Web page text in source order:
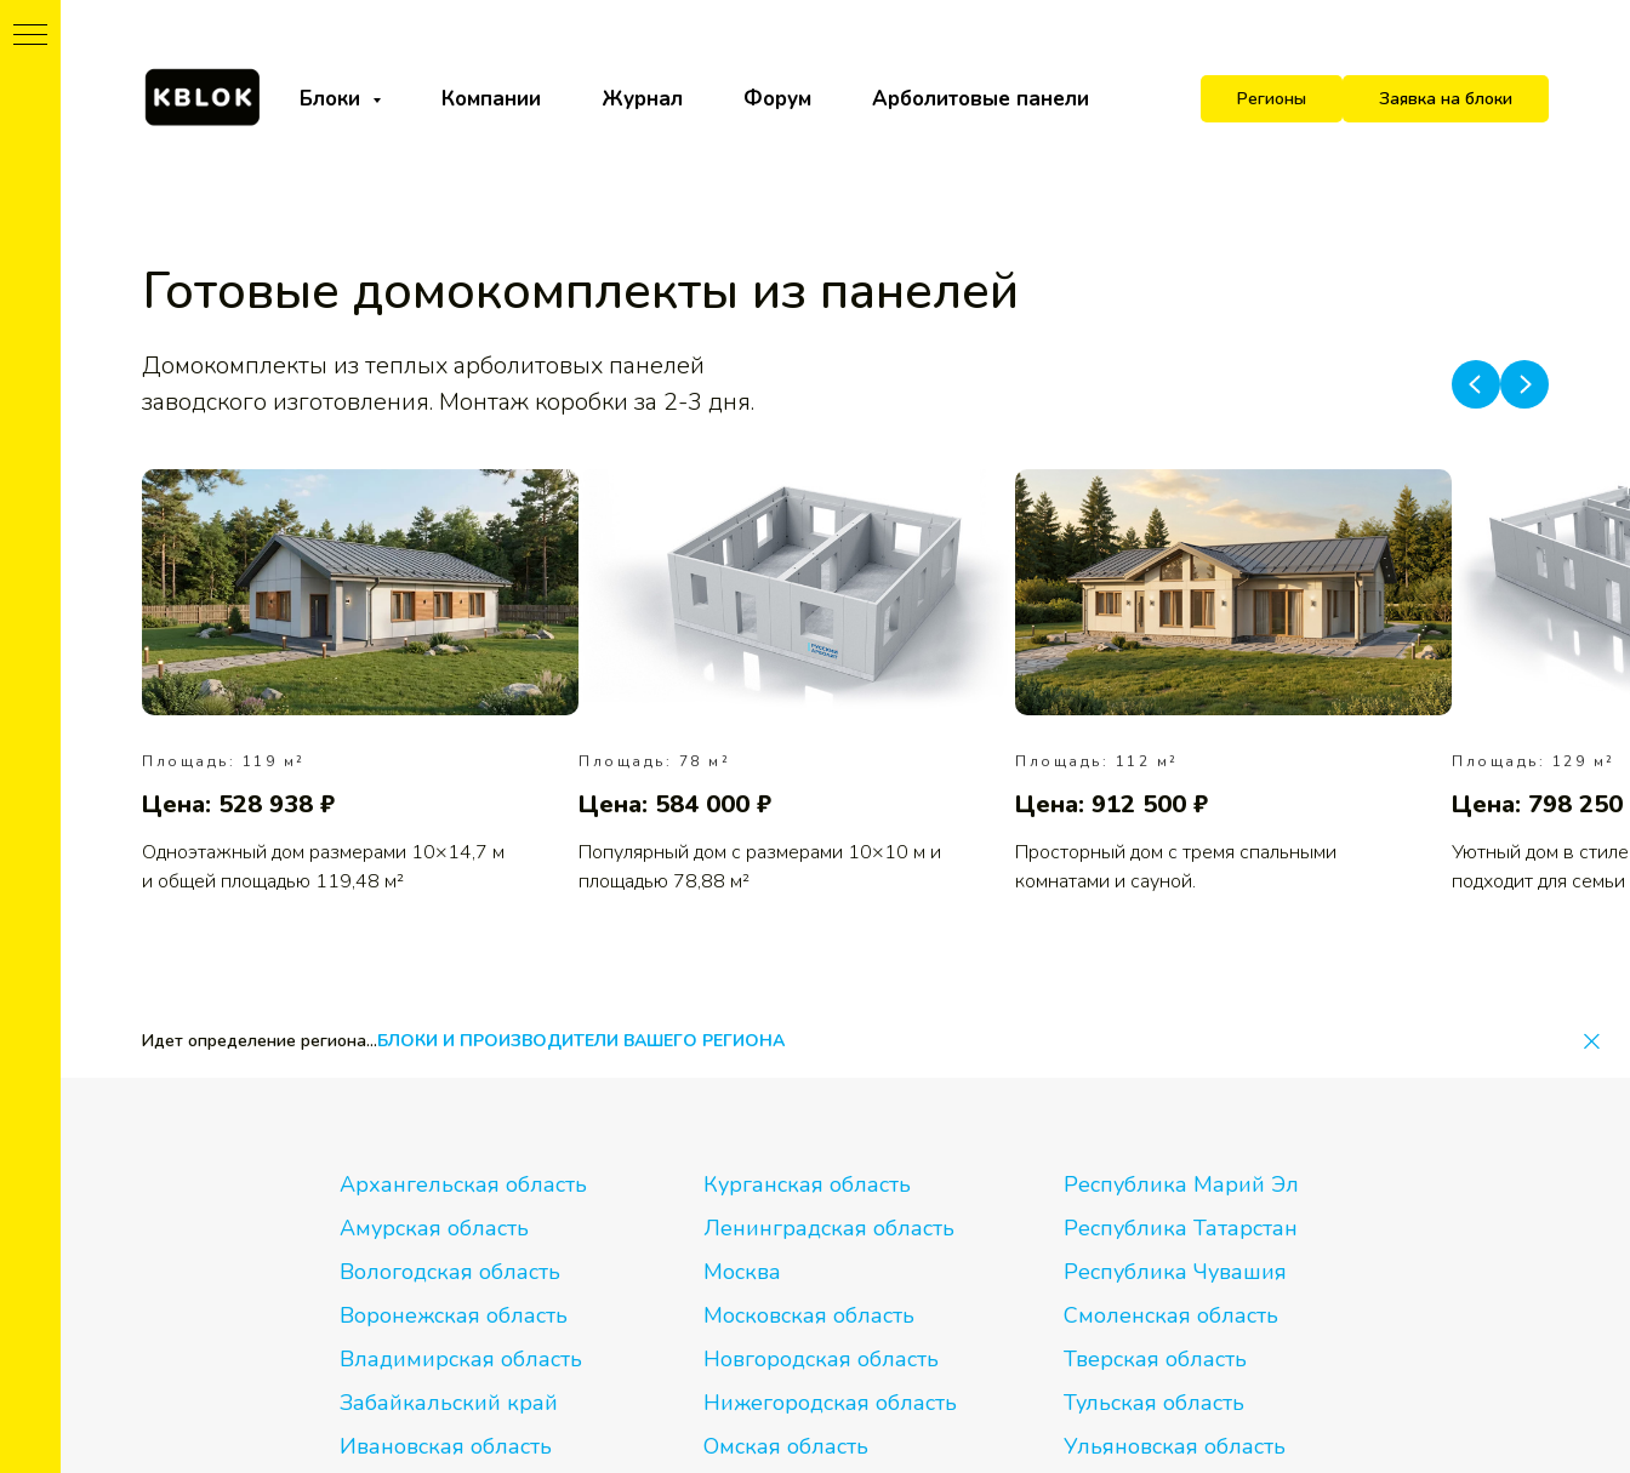
Блоки Компании Журнал Форум Арболитовые панели Регионы Заявка на блоки
Готовые домокомплекты из панелей
Домокомплекты из теплых арболитовых панелей
заводского изготовления. Монтаж коробки за 2-3 дня.
Площадь: 119 м²
Цена: 528 938 ₽
Одноэтажный дом размерами 10×14,7 м
и общей площадью 119,48 м²
Площадь: 78 м²
Цена: 584 000 ₽
Популярный дом с размерами 10×10 м и
площадью 78,88 м²
Площадь: 112 м²
Цена: 912 500 ₽
Просторный дом с тремя спальными
комнатами и сауной.
Площадь: 129 м²
Цена: 798 250
Уютный дом в
подходит для
Идет определение региона...БЛОКИ И ПРОИЗВОДИТЕЛИ ВАШЕГО РЕГИОНА
Архангельская область
Амурская область
Вологодская область
Воронежская область
Владимирская область
Забайкальский край
Ивановская область
Курганская область
Ленинградская область
Москва
Московская область
Новгородская область
Нижегородская область
Омская область
Республика Марий Эл
Республика Татарстан
Республика Чувашия
Смоленская область
Тверская область
Тульская область
Ульяновская область